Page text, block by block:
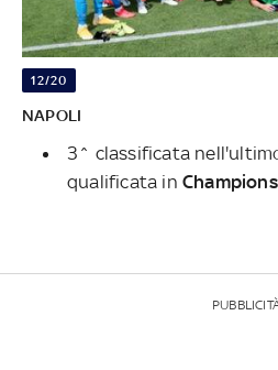
12/20
NAPOLI
3^ classificata
qualificata in